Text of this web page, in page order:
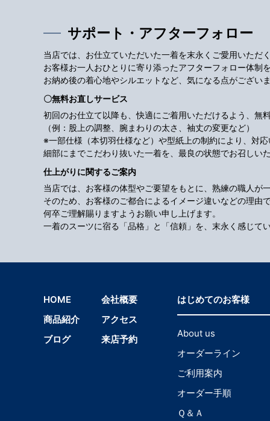
サポート・アフターフォロー
当店では、お仕立ていただいた一着を末永くご愛用いただく
お客様お一人おひとりに寄り添ったアフターフォロー体制
お納め後の着心地やシルエットなど、気になる点がござい
〇無料お直しサービス
初回のお仕立て以降も、快適にご着用いただけるよう、無
（例：股上の調整、腕まわりの太さ、袖丈の変更など）
※一部仕様（本切羽仕様など）や型紙上の制約により、対
細部にまでこだわり抜いた一着を、最良の状態でお召しい
仕上がりに関するご案内
当店では、お客様の体型やご要望をもとに、熟練の職人が
そのため、お客様のご都合によるイメージ違いなどの理由
何卒ご理解賜りますようお願い申し上げます。
一着のスーツに宿る「品格」と「信頼」を、末永く感じて
HOME
商品紹介
ブログ
会社概要
アクセス
来店予約
はじめてのお客様
About us
オーダーライン
ご利用案内
オーダー手順
Ｑ＆Ａ